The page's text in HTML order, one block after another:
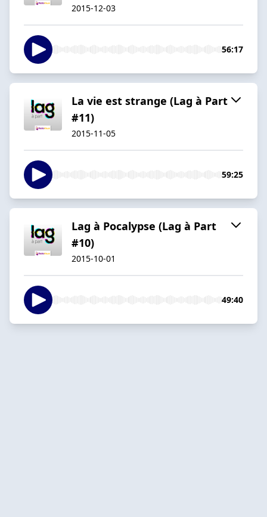
2015-12-03
56:17
La vie est strange (Lag à Part
#11)
2015-11-05
59:25
Lag à Pocalypse (Lag à Part
#10)
2015-10-01
49:40